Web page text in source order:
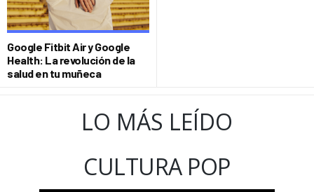
CULTURIZANDO.COM
Google Fitbit Air y Google
Health: La revolución de la
salud en tu muñeca
LO MÁS LEÍDO
CULTURA POP